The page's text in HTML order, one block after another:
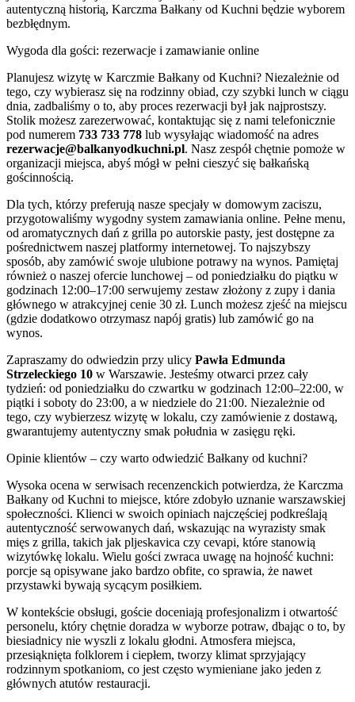
autentyczną historią, Karczma Bałkany od Kuchni będzie wyborem
bezbłędnym.
Wygoda dla gości: rezerwacje i zamawianie online
Planujesz wizytę w Karczmie Bałkany od Kuchni? Niezależnie od
tego, czy wybierasz się na rodzinny obiad, czy szybki lunch w ciągu
dnia, zadbaliśmy o to, aby proces rezerwacji był jak najprostszy.
Stolik możesz zarezerwować, kontaktując się z nami telefonicznie
pod numerem 733 733 778 lub wysyłając wiadomość na adres
rezerwacje@balkanyodkuchni.pl. Nasz zespół chętnie pomoże w
organizacji miejsca, abyś mógł w pełni cieszyć się bałkańską
gościnnością.
Dla tych, którzy preferują nasze specjały w domowym zaciszu,
przygotowaliśmy wygodny system zamawiania online. Pełne menu,
od aromatycznych dań z grilla po autorskie pasty, jest dostępne za
pośrednictwem naszej platformy internetowej. To najszybszy
sposób, aby zamówić swoje ulubione potrawy na wynos. Pamiętaj
również o naszej ofercie lunchowej – od poniedziałku do piątku w
godzinach 12:00–17:00 serwujemy zestaw złożony z zupy i dania
głównego w atrakcyjnej cenie 30 zł. Lunch możesz zjeść na miejscu
(gdzie dodatkowo otrzymasz napój gratis) lub zamówić go na
wynos.
Zapraszamy do odwiedzin przy ulicy Pawła Edmunda
Strzeleckiego 10 w Warszawie. Jesteśmy otwarci przez cały
tydzień: od poniedziałku do czwartku w godzinach 12:00–22:00, w
piątki i soboty do 23:00, a w niedziele do 21:00. Niezależnie od
tego, czy wybierzesz wizytę w lokalu, czy zamówienie z dostawą,
gwarantujemy autentyczny smak południa w zasięgu ręki.
Opinie klientów – czy warto odwiedzić Bałkany od kuchni?
Wysoka ocena w serwisach recenzenckich potwierdza, że Karczma
Bałkany od Kuchni to miejsce, które zdobyło uznanie warszawskiej
społeczności. Klienci w swoich opiniach najczęściej podkreślają
autentyczność serwowanych dań, wskazując na wyrazisty smak
mięs z grilla, takich jak pljeskavica czy cevapi, które stanowią
wizytówkę lokalu. Wielu gości zwraca uwagę na hojność kuchni:
porcje są opisywane jako bardzo obfite, co sprawia, że nawet
przystawki bywają sycącym posiłkiem.
W kontekście obsługi, goście doceniają profesjonalizm i otwartość
personelu, który chętnie doradza w wyborze potraw, dbając o to, by
biesiadnicy nie wyszli z lokalu głodni. Atmosfera miejsca,
przesiąknięta folklorem i ciepłem, tworzy klimat sprzyjający
rodzinnym spotkaniom, co jest często wymieniane jako jeden z
głównych atutów restauracji.